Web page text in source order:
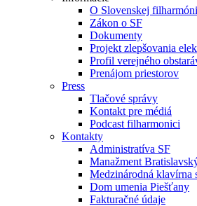
O Slovenskej
Zákon o SF
Dokumenty
Projekt zlepšovania
Profil verejného
Prenájom priestorov
Press
Tlačové správy
Kontakt pre médiá
Podcast filharmonici
Kontakty
Administratíva SF
Manažment
Medzinárodná klavírna
Dom umenia Piešťany
Fakturačné údaje